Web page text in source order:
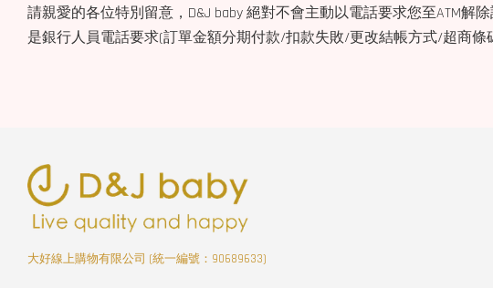
請親愛的各位特別留意，D&J baby 絕對不會主動以電話要求您至ATM
是銀行人員電話要求(訂單金額分期付款/扣款失敗/更改結帳方式/超商條
大好線上購物有限公司 (統一編號：90689633)